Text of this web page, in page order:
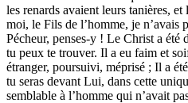
les renards avaient leurs tanières, et
moi, le Fils de l’homme, je n’avais
Pécheur, penses-y ! Le Christ a été
tu peux te trouver. Il a eu faim et
étranger, poursuivi, méprisé ; Il a
tu seras devant Lui, dans cette
semblable à l’homme qui n’avait